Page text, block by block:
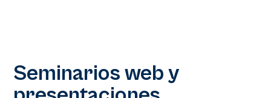
Seminarios web y